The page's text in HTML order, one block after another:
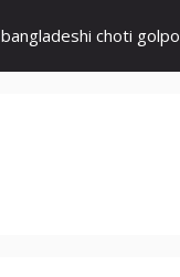
bangladeshi choti golpo